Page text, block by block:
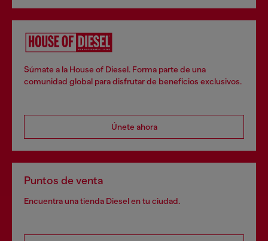
Súmate a la House of Diesel. Forma parte de una
comunidad global para disfrutar de beneficios exclusivos.
Únete ahora
Puntos de venta
Encuentra una tienda Diesel en tu ciudad.